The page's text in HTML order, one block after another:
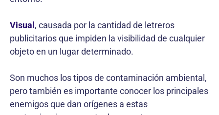
Visual, causada por la cantidad de letreros
publicitarios que impiden la visibilidad de cualquier
objeto en un lugar determinado.
Son muchos los tipos de contaminación ambiental,
pero también es importante conocer los principales
enemigos que dan orígenes a estas